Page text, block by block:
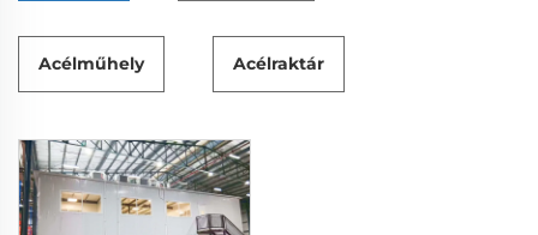
Acélműhely Acélraktár